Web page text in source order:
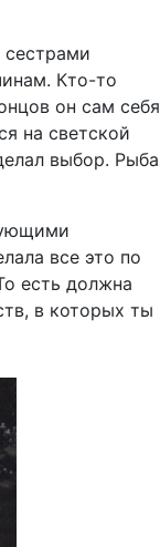
сестрами
Кто-то
он сам себя
на светской
выбор. Рыба
все это по
есть должна
в которых ты